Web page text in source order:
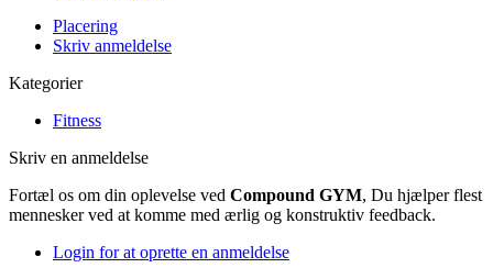
Placering
Skriv anmeldelse
Kategorier
Fitness
Skriv en anmeldelse
Fortæl os om din oplevelse ved Compound GYM, Du hjælper flest
mennesker ved at komme med ærlig og konstruktiv feedback.
Login for at oprette en anmeldelse